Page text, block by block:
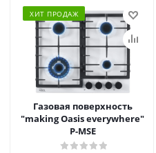
ХИТ ПРОДАЖ
Газовая поверхность
"making Oasis everywhere"
P-MSE